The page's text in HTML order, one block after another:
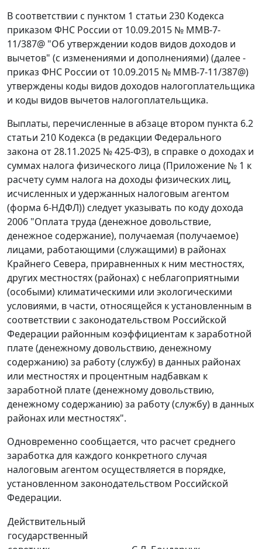
В соответствии с пунктом 1 статьи 230 Кодекса
приказом ФНС России от 10.09.2015 № ММВ-7-
11/387@ "Об утверждении кодов видов доходов и
вычетов" (с изменениями и дополнениями) (далее -
приказ ФНС России от 10.09.2015 № ММВ-7-11/387@)
утверждены коды видов доходов налогоплательщика
и коды видов вычетов налогоплательщика.
Выплаты, перечисленные в абзаце втором пункта 6.2
статьи 210 Кодекса (в редакции Федерального
закона от 28.11.2025 № 425-ФЗ), в справке о доходах и
суммах налога физического лица (Приложение № 1 к
расчету сумм налога на доходы физических лиц,
исчисленных и удержанных налоговым агентом
(форма 6-НДФЛ)) следует указывать по коду дохода
2006 "Оплата труда (денежное довольствие,
денежное содержание), получаемая (получаемое)
лицами, работающими (служащими) в районах
Крайнего Севера, приравненных к ним местностях,
других местностях (районах) с неблагоприятными
(особыми) климатическими или экологическими
условиями, в части, относящейся к установленным в
соответствии с законодательством Российской
Федерации районным коэффициентам к заработной
плате (денежному довольствию, денежному
содержанию) за работу (службу) в данных районах
или местностях и процентным надбавкам к
заработной плате (денежному довольствию,
денежному содержанию) за работу (службу) в данных
районах или местностях".
Одновременно сообщается, что расчет среднего
заработка для каждого конкретного случая
налоговым агентом осуществляется в порядке,
установленном законодательством Российской
Федерации.
Действительный
государственный